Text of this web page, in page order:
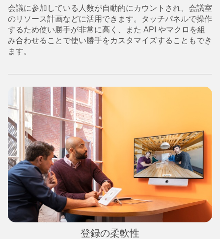
会議に参加している人数が自動的にカウントされ、会議室
のリソース計画などに活用できます。タッチパネルで操作
するため使い勝手が非常に高く、また API やマクロを組
み合わせることで使い勝手をカスタマイズすることもでき
ます。
登録の柔軟性